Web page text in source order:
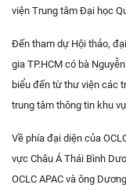
viện Trung tâm Đại học
Đến tham dự Hội thảo,
gia TP.HCM có bà
biểu đến từ thư viện các
trung tâm thông tin khu
Về phía đại diện của
vực Châu Á Thái Bình
OCLC APAC và ông